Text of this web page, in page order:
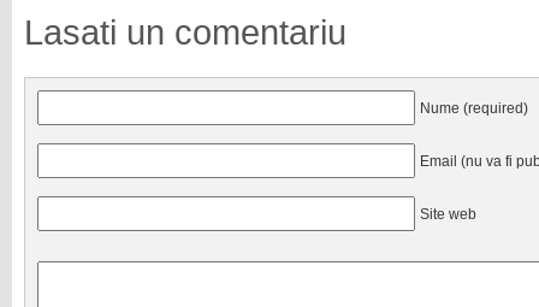
Lasati un comentariu
Nume (required)
Email (nu va fi
Site web